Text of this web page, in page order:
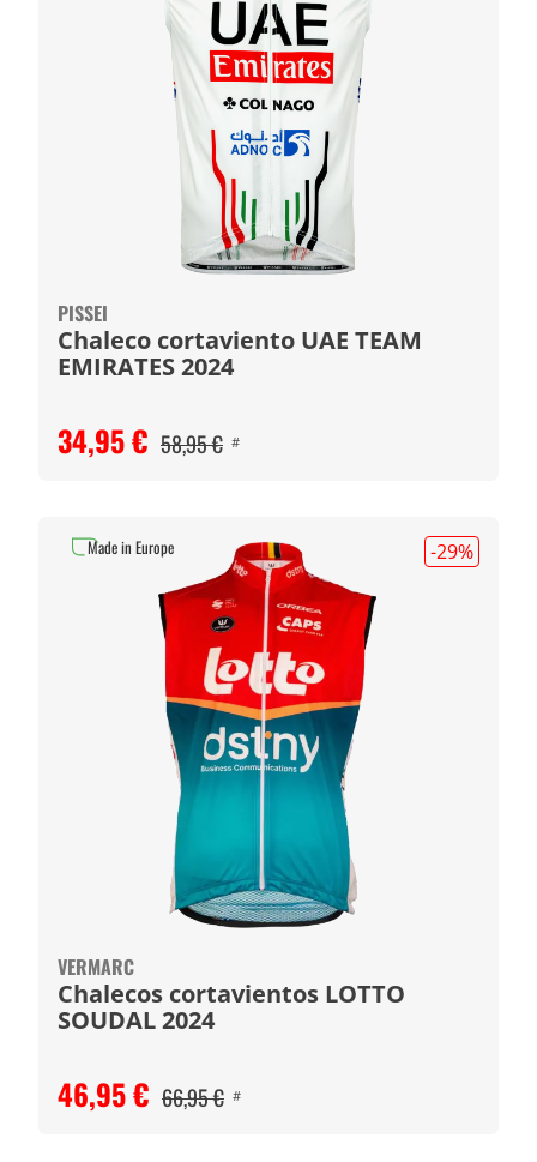
PISSEI
Chaleco cortaviento UAE TEAM
EMIRATES 2024
34,95 € 58,95 € #
-29%
VERMARC
Chalecos cortavientos LOTTO
SOUDAL 2024
46,95 € 66,95 € #
Made in Europe